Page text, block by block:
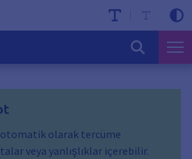
otomatik olarak tercüme
veya yanlışlıklar içerebilir.